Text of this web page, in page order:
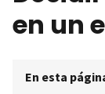
en un
En esta